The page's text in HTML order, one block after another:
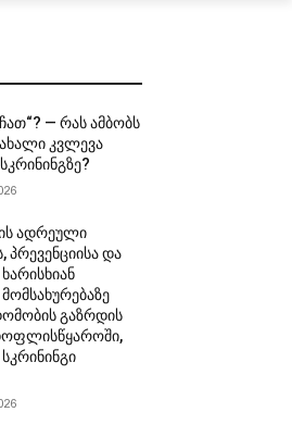
— რას ამბობს
კვლევა
ადრეული
პრევენციისა და
გაზრდის